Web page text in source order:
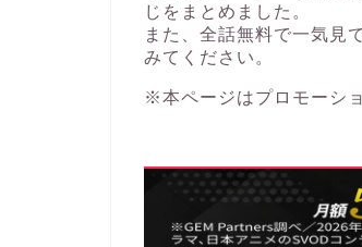
じをまとめました。
また、全話無料で一気見
みてください。
※本ページはプロモーシ